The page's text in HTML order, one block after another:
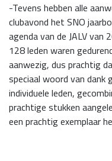
-Tevens hebben alle
clubavond het SNO
agenda van de JALV van
128 leden waren
aanwezig, dus prachtig
speciaal woord van dank
individuele leden,
prachtige stukken
een prachtig exemplaar